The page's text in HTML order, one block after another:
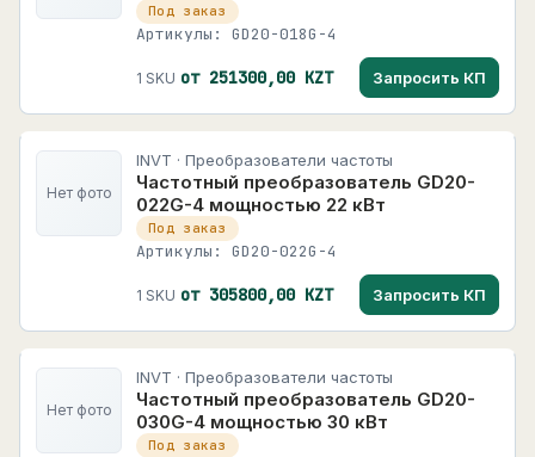
Под заказ
Артикулы: GD20-018G-4
1 SKU от 251300,00 KZT Запросить КП
Нет фото
INVT · Преобразователи частоты
Частотный преобразователь GD20-
022G-4 мощностью 22 кВт
Под заказ
Артикулы: GD20-022G-4
1 SKU от 305800,00 KZT Запросить КП
Нет фото
INVT · Преобразователи частоты
Частотный преобразователь GD20-
030G-4 мощностью 30 кВт
Под заказ